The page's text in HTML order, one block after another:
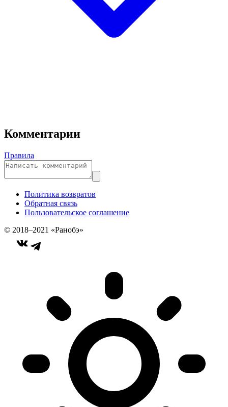
Комментарии
Правила
Политика возвратов
Обратная связь
Пользовательское соглашение
© 2018–2021 «Ранобэ»